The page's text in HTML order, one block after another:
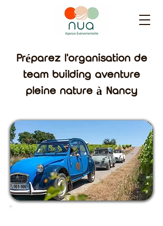
Préparez l'organisation de
team building aventure
pleine nature à Nancy